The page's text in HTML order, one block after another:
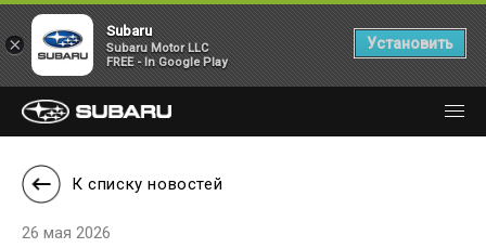
К списку новостей
26 мая 2026
×
Subaru
Subaru Motor LLC
FREE - In Google Play
Установить